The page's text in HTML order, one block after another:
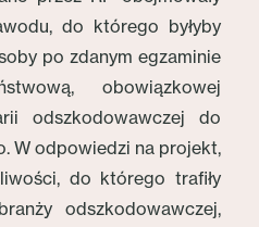
do którego byłyby
po zdanym egzaminie
obowiązkowej
odszkodowawczej do
W odpowiedzi na projekt,
do którego trafiły
odszkodowawczej,